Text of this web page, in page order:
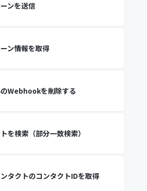
ンを送信
ン情報を取得
Webhookを削除する
を検索（部分一致検索）
タクトのコンタクトIDを取得